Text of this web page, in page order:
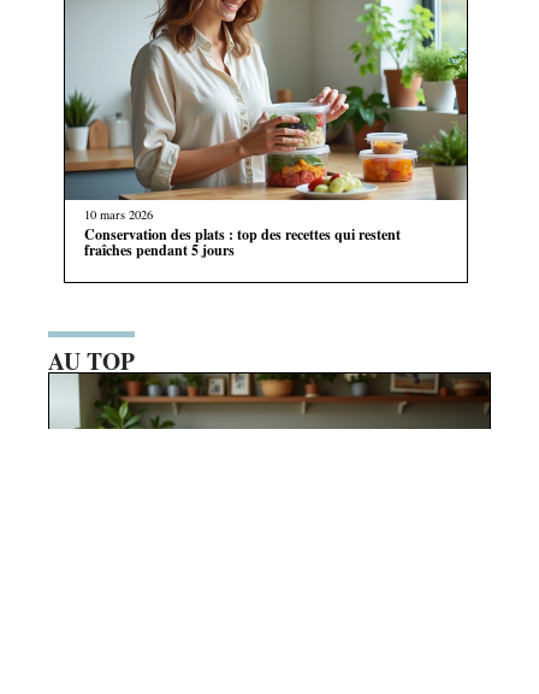
10 mars 2026
Conservation des plats : top des recettes qui restent
fraîches pendant 5 jours
AU TOP
30 mai 2026